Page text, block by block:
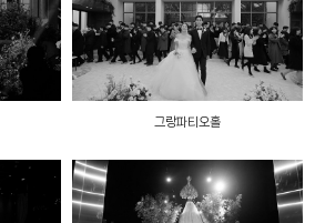
그랑파티오홀